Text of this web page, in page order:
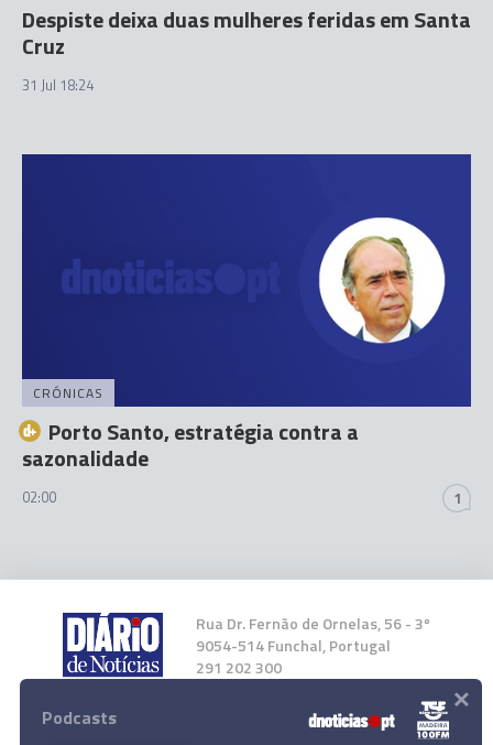
Despiste deixa duas mulheres feridas em Santa
Cruz
31 Jul 18:24
CRÓNICAS
Porto Santo, estratégia contra a
sazonalidade
02:00 1
Rua Dr. Fernão de Ornelas, 56 - 3º
9054-514 Funchal, Portugal
291 202 300
Instale a nossa App
Podcasts ×